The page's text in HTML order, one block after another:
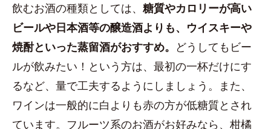
飲むお酒の種類としては、 糖質やカロリーが高い
ビールや日本酒等の醸造酒よりも、ウイスキーや
焼酎といった蒸留酒がおすすめ。 どうしてもビー
ルが飲みたい！という方は、最初の一杯だけにす
るなど、量で工夫するようにしましょう。また、
ワインは一般的に白よりも赤の方が低糖質とされ
ています。フルーツ系のお酒がお好みなら、柑橘